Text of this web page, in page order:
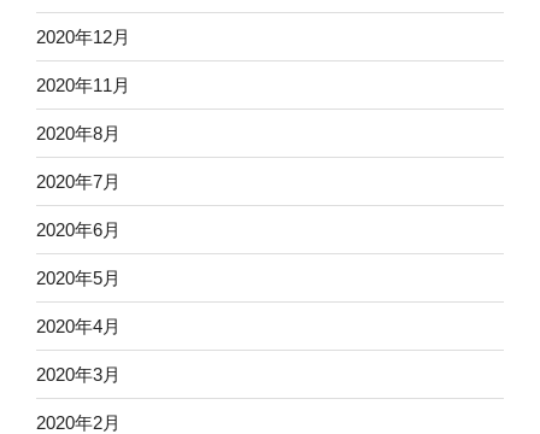
2020年12月
2020年11月
2020年8月
2020年7月
2020年6月
2020年5月
2020年4月
2020年3月
2020年2月